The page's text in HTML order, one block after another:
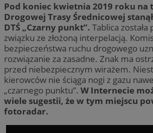
Pod koniec kwietnia 2019 roku na
Drogowej Trasy Średnicowej
DTŚ „Czarny punkt”. Tablica
związku ze złożoną interpelacją.
bezpieczeństwa ruchu drogowego
rozwiązanie za zasadne. Znak ma
przed niebezpiecznym wirażem.
kierowców nie ściąga nogi z gazu
„czarnego punktu”. W Internecie
wiele sugestii, że w tym miejscu
fotoradar.